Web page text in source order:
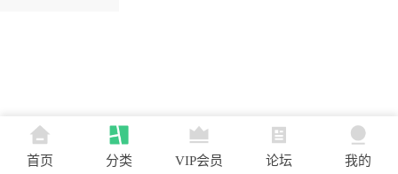
首页 分类 VIP会员 论坛 我的